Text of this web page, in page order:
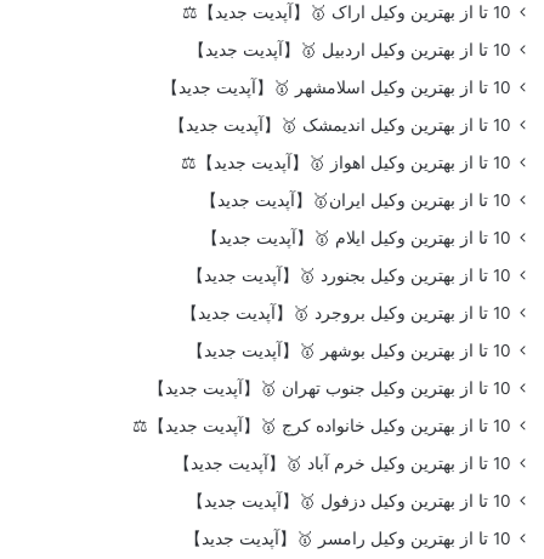
10 تا از بهترین وکیل اراک 🥇【آپدیت جدید】⚖️
10 تا از بهترین وکیل اردبیل 🥇【آپدیت جدید】
10 تا از بهترین وکیل اسلامشهر 🥇【آپدیت جدید】
10 تا از بهترین وکیل اندیمشک 🥇【آپدیت جدید】
10 تا از بهترین وکیل اهواز 🥇【آپدیت جدید】⚖️
10 تا از بهترین وکیل ایران🥇【آپدیت جدید】
10 تا از بهترین وکیل ایلام 🥇【آپدیت جدید】
10 تا از بهترین وکیل بجنورد 🥇【آپدیت جدید】
10 تا از بهترین وکیل بروجرد 🥇【آپدیت جدید】
10 تا از بهترین وکیل بوشهر 🥇【آپدیت جدید】
10 تا از بهترین وکیل جنوب تهران 🥇【آپدیت جدید】
10 تا از بهترین وکیل خانواده کرج 🥇【آپدیت جدید】⚖️
10 تا از بهترین وکیل خرم آباد 🥇【آپدیت جدید】
10 تا از بهترین وکیل دزفول 🥇【آپدیت جدید】
10 تا از بهترین وکیل رامسر 🥇【آپدیت جدید】